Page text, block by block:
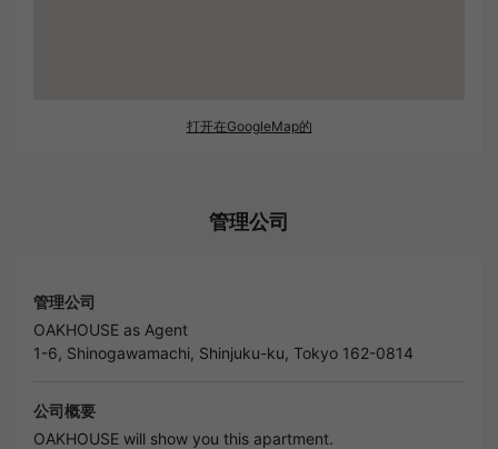
打开在GoogleMap的
管理公司
管理公司
OAKHOUSE as Agent
1-6, Shinogawamachi, Shinjuku-ku, Tokyo 162-0814
公司概要
OAKHOUSE will show you this apartment.